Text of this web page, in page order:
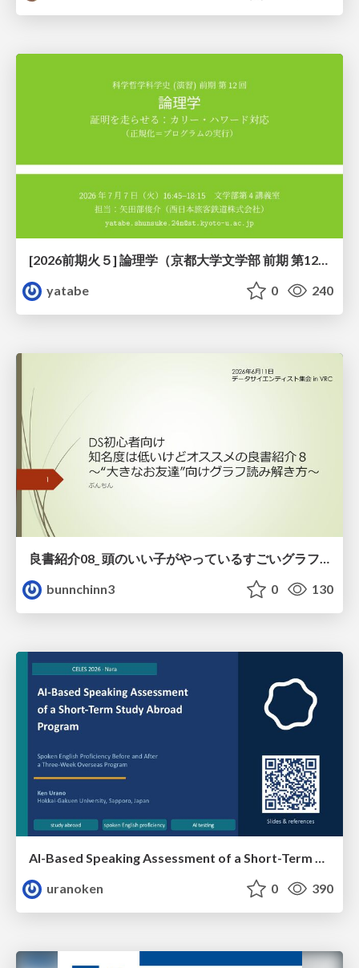
[2026前期火５] 論理学（京都大学文学部 前期 第12回）「証明を走らせる：カリー・ハワード対応」
yatabe
0 240
良書紹介08_ 頭のいい子がやっているすごいグラフの読み方
bunnchinn3
0 130
uranoken
0 390